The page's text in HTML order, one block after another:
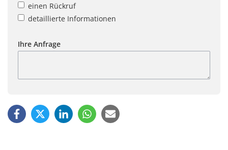
einen Rückruf
detaillierte Informationen
Ihre Anfrage